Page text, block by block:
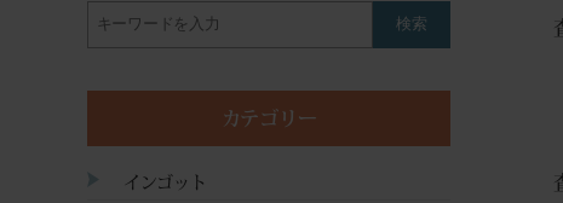
検索
カテゴリー
インゴット